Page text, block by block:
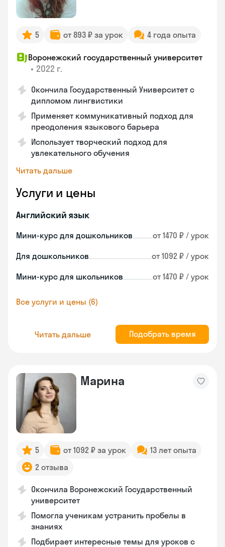
5 от 893 ₽ за урок 4 года опыта
Воронежский государственный университет
• 2022 г.
Окончила Государственный Университет с
дипломом лингвистики
Применяет коммуникативный подход для
преодоления языкового барьера
Использует творческий подход для
увлекательного обучения
Читать дальше
Услуги и цены
Английский язык
Мини-курс для дошкольников от 1470 ₽ / урок
Для дошкольников от 1092 ₽ / урок
Мини-курс для школьников от 1470 ₽ / урок
Все услуги и цены (6)
Читать дальше Подобрать время
Марина
5 от 1092 ₽ за урок
13 лет опыта
2 отзыва
Окончила Воронежский Государственный
университет
Помогла ученикам устранить пробелы в
знаниях
Подбирает интересные темы для уроков с